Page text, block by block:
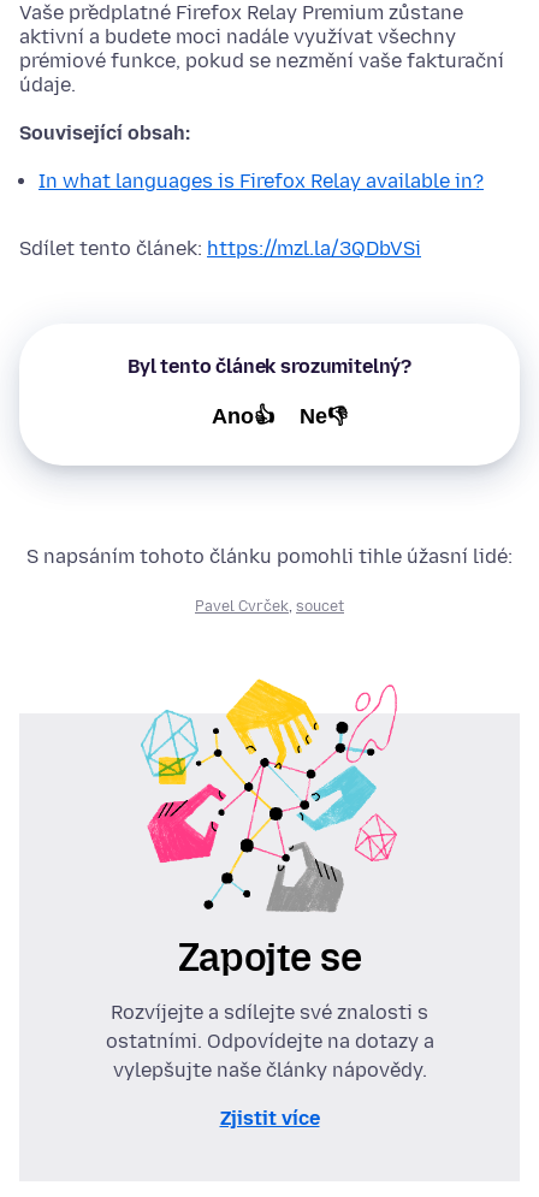
Vaše předplatné Firefox Relay Premium zůstane
aktivní a budete moci nadále využívat všechny
prémiové funkce, pokud se nezmění vaše fakturační
údaje.
Související obsah:
In what languages is Firefox Relay available in?
Sdílet tento článek: https://mzl.la/3QDbVSi
Byl tento článek srozumitelný?
Ano👍 Ne👎
S napsáním tohoto článku pomohli tihle úžasní lidé:
Pavel Cvrček, soucet
Zapojte se
Rozvíjejte a sdílejte své znalosti s
ostatními. Odpovídejte na dotazy a
vylepšujte naše články nápovědy.
Zjistit více